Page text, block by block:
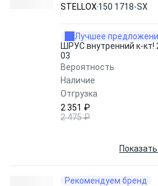
STELLOX 150 1718-SX
Лучшее
ШРУС внутренний к-кт!
03
Вероятность
Наличие
Отгрузка
2 351 ₽
2 475 ₽
Рекомендуем бренд